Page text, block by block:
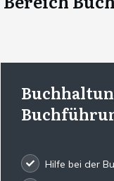
Hilfe bei der